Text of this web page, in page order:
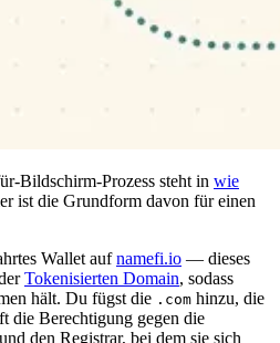
Bildschirm-Prozess steht in wie
ist die Grundform davon für einen
Wallet aufnamefi.io — dieses
Tokenisierten Domain, sodass
hält. Du fügst die .com hinzu, die
die Berechtigung gegen die
den Registrar, bei dem sie sich